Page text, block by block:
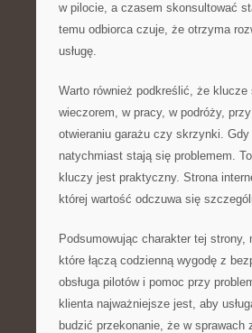
w pilocie, a czasem skonsultować
temu odbiorca czuje, że otrzyma
usługę.
Warto również podkreślić, że
wieczorem, w pracy, w podróży,
otwieraniu garażu czy skrzynki.
natychmiast stają się problemem.
kluczy jest praktyczny. Strona
której wartość odczuwa się
Podsumowując charakter tej
które łączą codzienną wygodę z
obsługa pilotów i pomoc przy
klienta najważniejsze jest, aby
budzić przekonanie, że w